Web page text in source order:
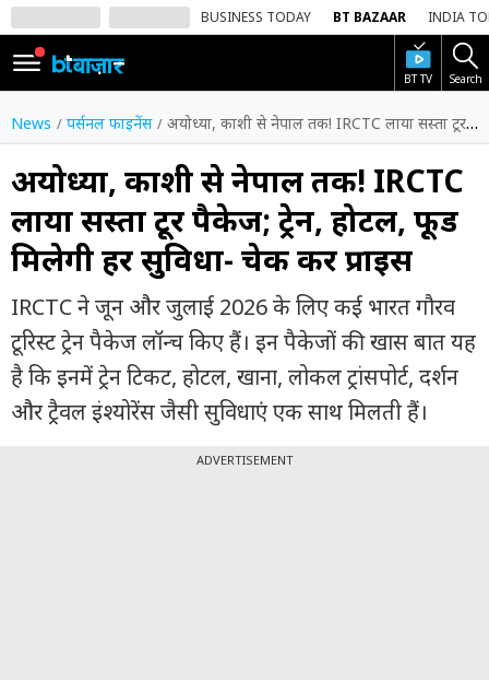
BUSINESS TODAY BT BAZAAR INDIA
BT TV Search
SIGN
IN
Dark
Mode
होम
शेयर
बाज़ार
वीडियो
ट्रेंडिंग
बिजनेस
News पर्सनल फाइनेंस अयोध्या, काशी से नेपाल तक! IRCTC लाया सस्ता टूर पैकेज; ट्रेन, होटल, फूड मिलेगी हर सुविधा- चेक करें प्राइस
अयोध्या, काशी से नेपाल तक! IRCTC
लाया सस्ता टूर पैकेज; ट्रेन, होटल, फूड
मिलेगी हर सुविधा- चेक करें प्राइस
IRCTC ने जून और जुलाई 2026 के लिए कई भारत गौरव
टूरिस्ट ट्रेन पैकेज लॉन्च किए हैं। इन पैकेजों की खास बात यह
है कि इनमें ट्रेन टिकट, होटल, खाना, लोकल ट्रांसपोर्ट, दर्शन
और ट्रैवल इंश्योरेंस जैसी सुविधाएं एक साथ मिलती हैं।
ADVERTISEMENT